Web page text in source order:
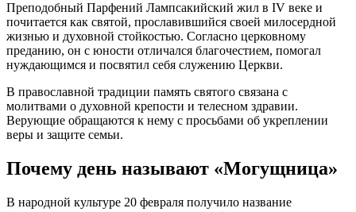
Преподобный Парфений Лампсакийский жил в IV веке и
почитается как святой, прославившийся своей милосердной
жизнью и духовной стойкостью. Согласно церковному
преданию, он с юности отличался благочестием, помогал
нуждающимся и посвятил себя служению Церкви.
В православной традиции память святого связана с
молитвами о духовной крепости и телесном здравии.
Верующие обращаются к нему с просьбами об укреплении
веры и защите семьи.
Почему день называют «Могущница»
В народной культуре 20 февраля получило название